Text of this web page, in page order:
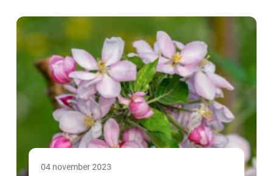
platstyper som passar olika preferenser...
04 november 2023